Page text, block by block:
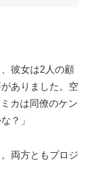
彼女は2人の顧
ありました。空
カは同僚のケン
？」
両方ともプロジ